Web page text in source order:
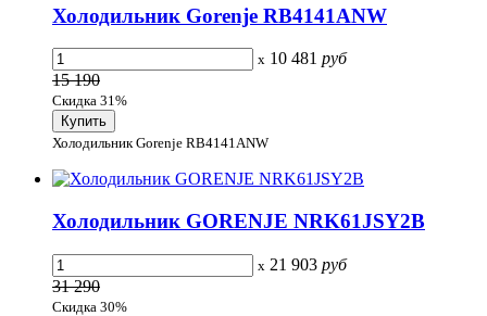
Холодильник Gorenje RB4141ANW
x 10 481 руб
15 190
Скидка 31%
Холодильник Gorenje RB4141ANW
Холодильник GORENJE NRK61JSY2B
x 21 903 руб
31 290
Скидка 30%